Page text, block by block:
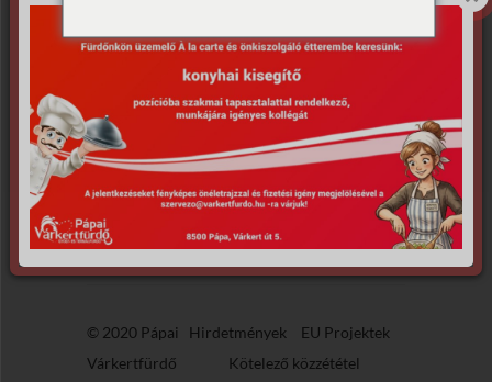
műsorai
Nincs találat.
Sajnáljuk, de nem található, amit keresett.
© 2020 Pápai
Várkertfürdő
Hirdetmények
EU Projektek
Kötelező közzététel